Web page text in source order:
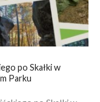
po Skałki w
Parku